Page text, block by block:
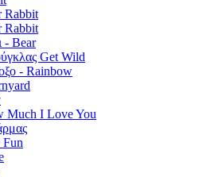
Rabbit
Rabbit
- Bear
Get Wild
- Rainbow
Much I Love You
Fun